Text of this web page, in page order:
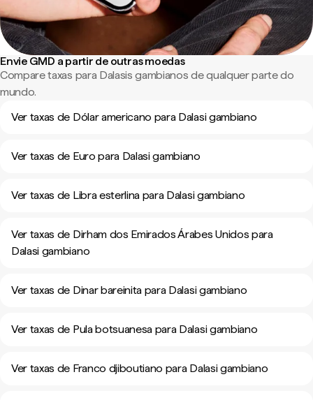
Envie GMD a partir de outras moedas
Compare taxas para Dalasis gambianos de qualquer parte do
mundo.
Ver taxas de Dólar americano para Dalasi gambiano
Ver taxas de Euro para Dalasi gambiano
Ver taxas de Libra esterlina para Dalasi gambiano
Ver taxas de Dirham dos Emirados Árabes Unidos para
Dalasi gambiano
Ver taxas de Dinar bareinita para Dalasi gambiano
Ver taxas de Pula botsuanesa para Dalasi gambiano
Ver taxas de Franco djiboutiano para Dalasi gambiano